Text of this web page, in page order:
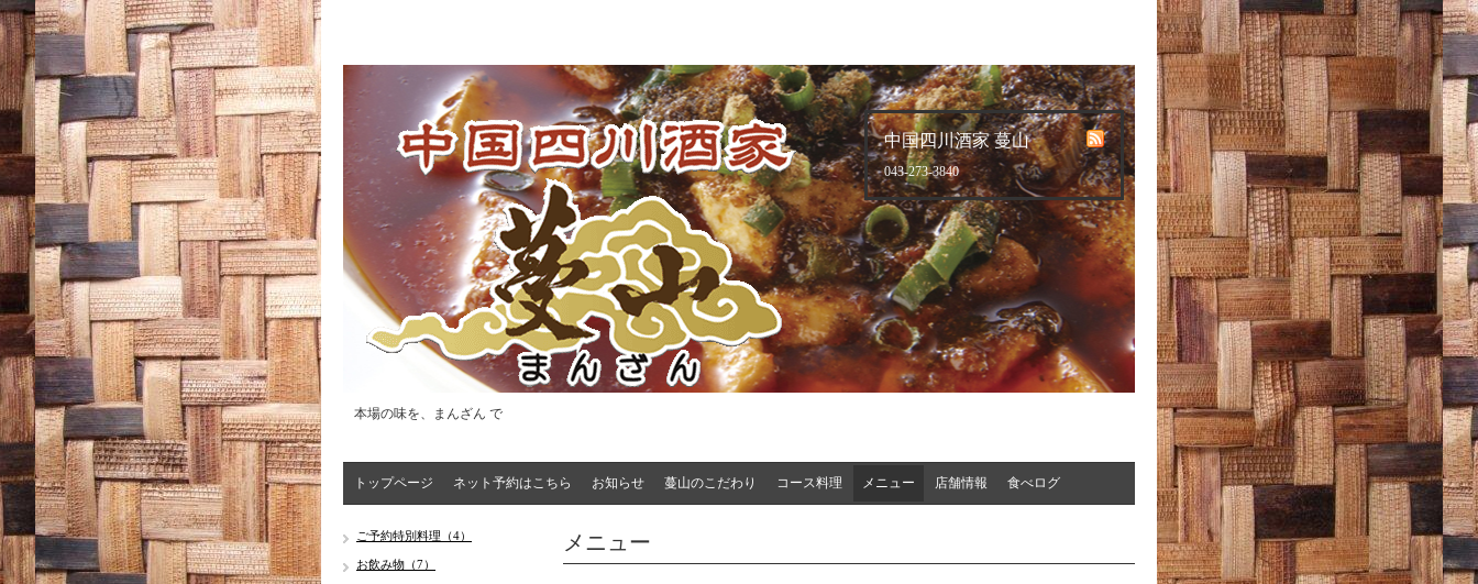
中国四川酒家 蔓山
043-273-3840
本場の味を、まんざん で
トップページ ネット予約はこちら お知らせ 蔓山のこだわり コース料理 メニュー 店舗情報 食べログ
メニュー
ご予約特別料理（4）
お飲み物（7）